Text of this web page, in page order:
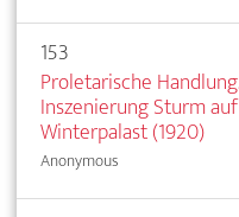
153
Proletarische
Inszenierung Sturm
Winterpalast (1920)
Anonymous